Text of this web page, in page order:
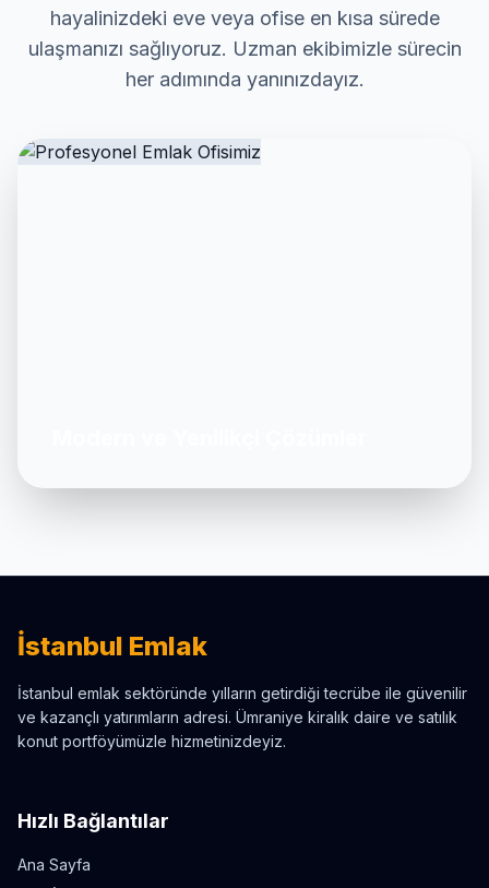
hayalinizdeki eve veya ofise en kısa sürede
ulaşmanızı sağlıyoruz. Uzman ekibimizle sürecin
her adımında yanınızdayız.
İstanbul Emlak
İstanbul emlak sektöründe yılların getirdiği tecrübe ile güvenilir
ve kazançlı yatırımların adresi. Ümraniye kiralık daire ve satılık
konut portföyümüzle hizmetinizdeyiz.
Hızlı Bağlantılar
Ana Sayfa